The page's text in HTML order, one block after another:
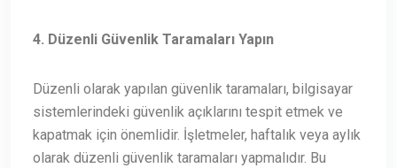
4. Düzenli Güvenlik Taramaları Yapın
Düzenli olarak yapılan güvenlik taramaları, bilgisayar
sistemlerindeki güvenlik açıklarını tespit etmek ve
kapatmak için önemlidir. İşletmeler, haftalık veya aylık
olarak düzenli güvenlik taramaları yapmalıdır. Bu